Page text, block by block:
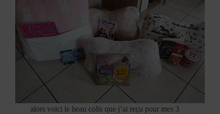
alors voici le beau colis que j’ai reçu pour mes 3